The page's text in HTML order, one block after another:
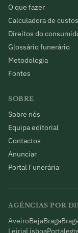
O que fazer
Calculadora de custos
Direitos do
Glossário funerário
Metodologia
Fontes
SOBRE
Sobre nós
Equipa editorial
Contactos
Anunciar
Portal Funerária
AGÊNCIAS POR
AveiroBejaBraga
LeiriaLisboa